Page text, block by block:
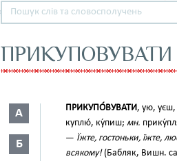
ПРИКУПОВУВАТИ
А
Б
ПРИКУПО́ВУВАТИ, ую, уєш,
куплю́, ку́пиш; мн.
— Їжте, гостоньки, їжте,
всякому!(Бабляк, Вишн.